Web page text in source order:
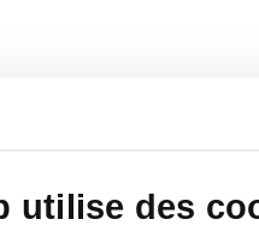
utilise des